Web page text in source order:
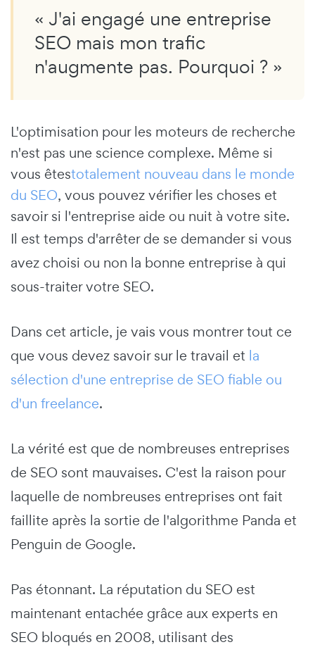
« J'ai engagé une entreprise
SEO mais mon trafic
n'augmente pas. Pourquoi ? »
L'optimisation pour les moteurs de recherche
n'est pas une science complexe. Même si
vous êtestotalement nouveau dans le monde
du SEO, vous pouvez vérifier les choses et
savoir si l'entreprise aide ou nuit à votre site.
Il est temps d'arrêter de se demander si vous
avez choisi ou non la bonne entreprise à qui
sous-traiter votre SEO.
Dans cet article, je vais vous montrer tout ce
que vous devez savoir sur le travail et la
sélection d'une entreprise de SEO fiable ou
d'un freelance.
La vérité est que de nombreuses entreprises
de SEO sont mauvaises. C'est la raison pour
laquelle de nombreuses entreprises ont fait
faillite après la sortie de l'algorithme Panda et
Penguin de Google.
Pas étonnant. La réputation du SEO est
maintenant entachée grâce aux experts en
SEO bloqués en 2008, utilisant des